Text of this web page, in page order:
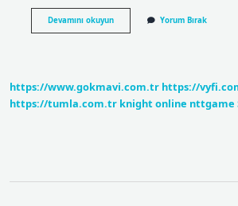
Devamını okuyunArda
Güler
Yorum Bırak
https://www.gokmavi.com.tr https://
https://tumla.com.tr knight online nttgame